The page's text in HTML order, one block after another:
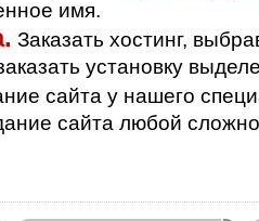
имя.
Заказать хостинг,
установку
сайта у нашего
сайта любой